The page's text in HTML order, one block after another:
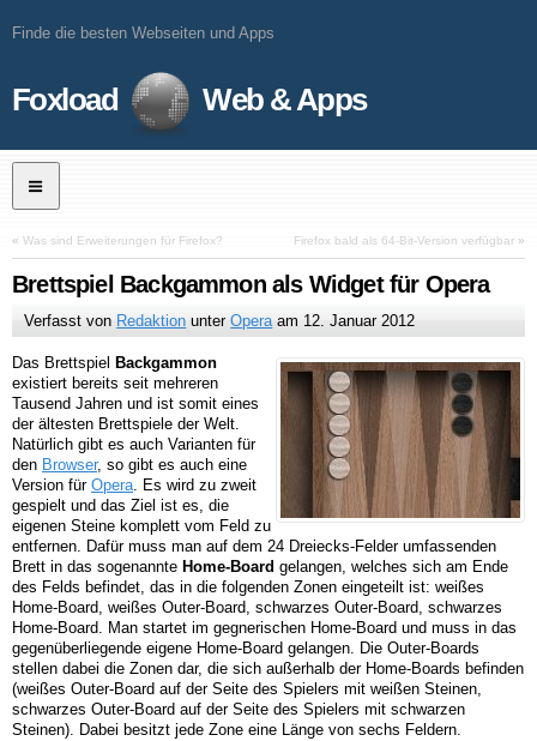
Finde die besten Webseiten und Apps
Foxload Web & Apps
« Was sind Erweiterungen für Firefox? Firefox bald als 64-Bit-Version verfügbar »
Brettspiel Backgammon als Widget für Opera
Verfasst von Redaktion unterOperaam 12. Januar 2012
Das Brettspiel Backgammon
existiert bereits seit mehreren
Tausend Jahren und ist somit eines
der ältesten Brettspiele der Welt.
Natürlich gibt es auch Varianten für
den Browser, so gibt es auch eine
Version für Opera. Es wird zu zweit
gespielt und das Ziel ist es, die
eigenen Steine komplett vom Feld zu
entfernen. Dafür muss man auf dem 24 Dreiecks-Felder umfassenden
Brett in das sogenannte Home-Board gelangen, welches sich am Ende
des Felds befindet, das in die folgenden Zonen eingeteilt ist: weißes
Home-Board, weißes Outer-Board, schwarzes Outer-Board, schwarzes
Home-Board. Man startet im gegnerischen Home-Board und muss in das
gegenüberliegende eigene Home-Board gelangen. Die Outer-Boards
stellen dabei die Zonen dar, die sich außerhalb der Home-Boards befinden
(weißes Outer-Board auf der Seite des Spielers mit weißen Steinen,
schwarzes Outer-Board auf der Seite des Spielers mit schwarzen
Steinen). Dabei besitzt jede Zone eine Länge von sechs Feldern.